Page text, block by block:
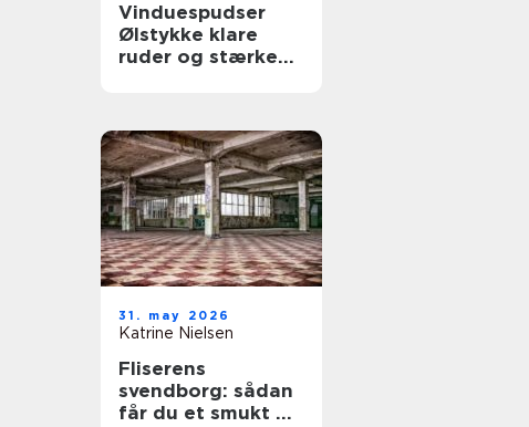
Vinduespudser
Ølstykke klare
ruder og stærke
31. may 2026
Katrine Nielsen
Fliserens
svendborg: sådan
får du et smukt og